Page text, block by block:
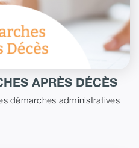
APRÈS DÉCÈS
démarches administratives